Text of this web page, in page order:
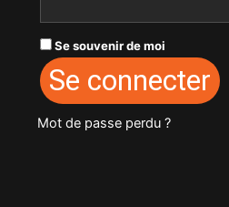
Se souvenir de moi
Se connecter
Mot de passe perdu ?